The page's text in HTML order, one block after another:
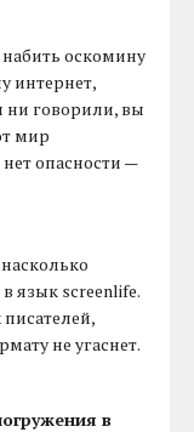
оскомину
интернет,
ни говорили, вы
мир
опасности —
язык screenlife.
не угаснет.
в